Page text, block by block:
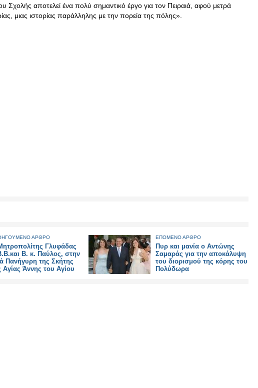
Σχολής αποτελεί ένα πολύ σημαντικό έργο για τον Πειραιά, αφού μετρά
μιας ιστορίας παράλληλης με την πορεία της πόλης».
ΑΡΘΡΟ
Γλυφάδας
Β. κ. Παύλος, στην
Πανήγυρη της Σκήτης
Αγίας Άννης του Αγίου
ΕΠΟΜΕΝΟ ΑΡΘΡΟ
Πυρ και μανία ο Αντώνης
Σαμαράς για την αποκάλυψη
του διορισμού της κόρης του
Πολύδωρα